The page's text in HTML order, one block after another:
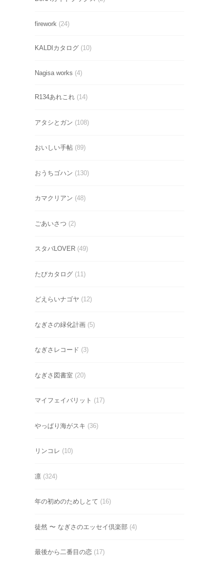
firework (24)
KALDIカタログ (10)
Nagisa works (4)
R134あれこれ (14)
アタシとガン (108)
おいしい手帖 (89)
おうちゴハン (130)
カマクリアン (48)
ごあいさつ (2)
スタバLOVER (49)
たびカタログ (11)
どえらいナゴヤ (12)
なぎさの緑化計画 (5)
なぎさレコード (3)
なぎさ図書室 (20)
マイフェイバリット (17)
やっぱり海がスキ (36)
リンコレ (10)
凛 (324)
年の初めのためしとて (16)
徒然 〜 なぎさのエッセイ倶楽部 (4)
最後から二番目の恋 (17)